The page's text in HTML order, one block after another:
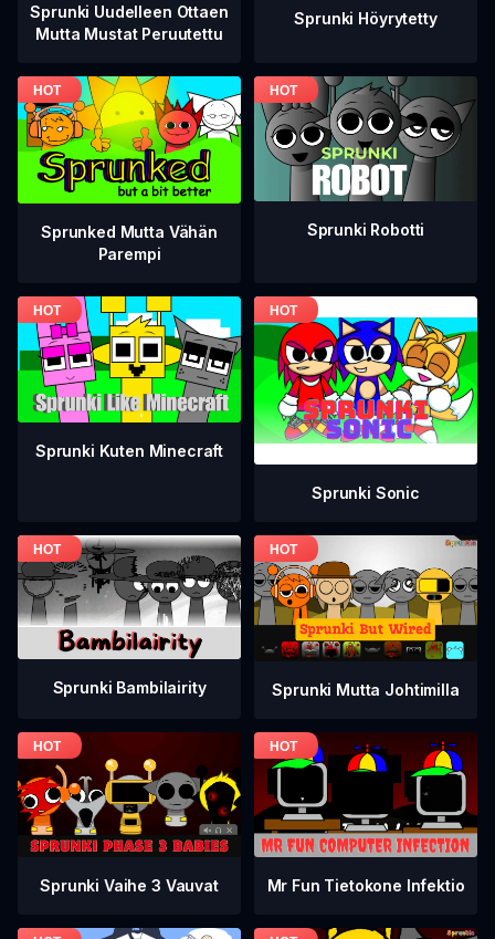
Sprunki Uudelleen Ottaen
Mutta Mustat Peruutettu
Sprunki Höyrytetty
Sprunked Mutta Vähän
Parempi
Sprunki Robotti
Sprunki Kuten Minecraft
Sprunki Sonic
Sprunki Bambilairity Sprunki Mutta Johtimilla
Sprunki Vaihe 3 Vauvat Mr Fun Tietokone Infektio